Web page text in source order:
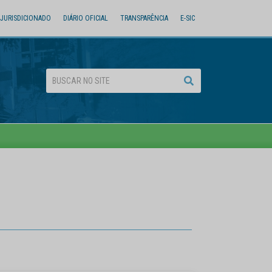
JURISDICIONADO DIÁRIO OFICIAL TRANSPARÊNCIA E-SIC